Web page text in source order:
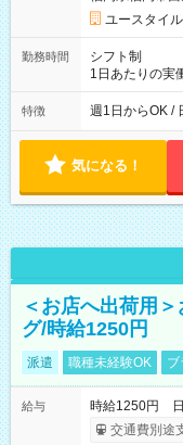
ユースタイ
勤務時間
シフト制
1日あたりの実
00 ※週1日～OK ／ 夜勤専従 ＊＊ 勤務時間例 ＊＊ ■22時か
ら翌7時 ■23時か
ます。 ※曜日
特徴 週1日からOK /
気になる！
＜お店へ出荷用
グ/時給1250円
派遣 職種未経験OK ブ
給与
時給1250円 日
交通費別途